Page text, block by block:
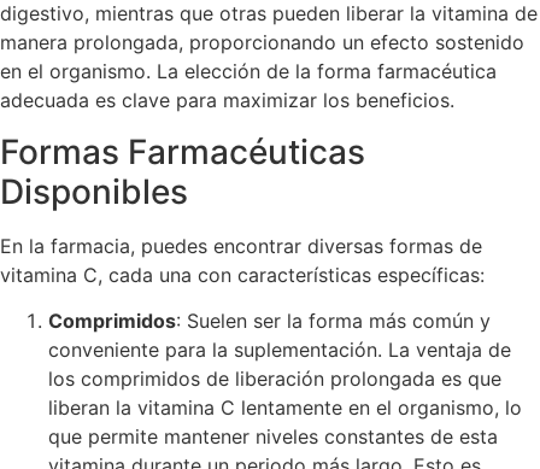
digestivo, mientras que otras pueden liberar la vitamina de
manera prolongada, proporcionando un efecto sostenido
en el organismo. La elección de la forma farmacéutica
adecuada es clave para maximizar los beneficios.
Formas Farmacéuticas
Disponibles
En la farmacia, puedes encontrar diversas formas de
vitamina C, cada una con características específicas:
Comprimidos: Suelen ser la forma más común y
conveniente para la suplementación. La ventaja de
los comprimidos de liberación prolongada es que
liberan la vitamina C lentamente en el organismo, lo
que permite mantener niveles constantes de esta